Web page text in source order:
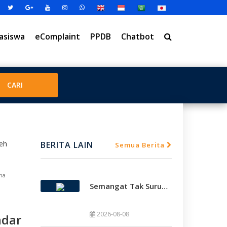
eComplaint PPDB Chatbot
BERITA LAIN Semua Berita
Semangat Tak Surut, Smamda Holic Kawal Perjuangan Tim Basket Smamda Di DBL 2026
SMAMDA.SCH.ID – Gemuruh dukungan
2026-08-08